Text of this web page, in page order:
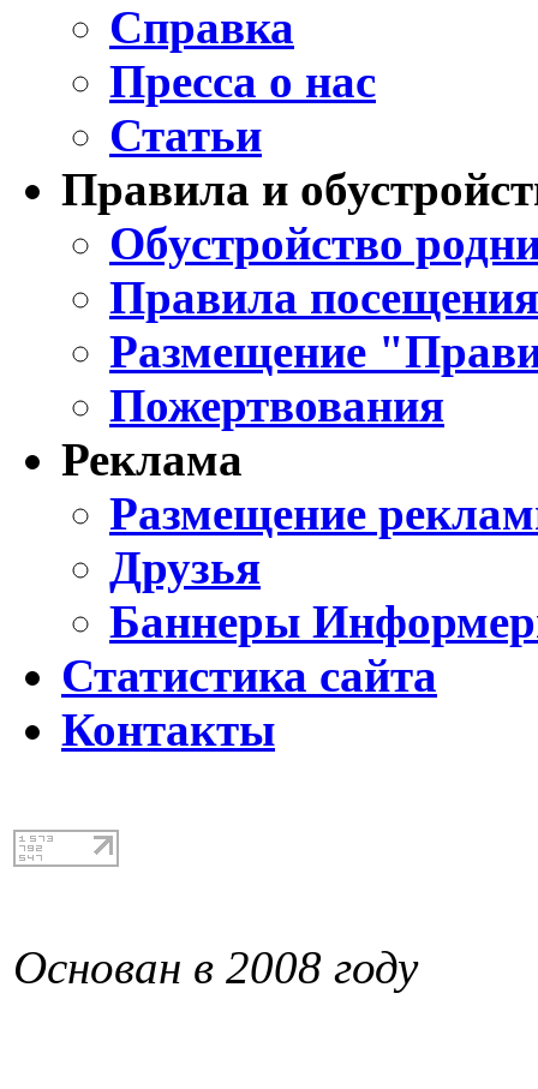
Справка
Пресса о нас
Статьи
Правила и
Обустройство
Правила
Размещение
Пожертвования
Реклама
Размещение
Друзья
Баннеры
Статистика сайта
Контакты
Основан в 2008 году